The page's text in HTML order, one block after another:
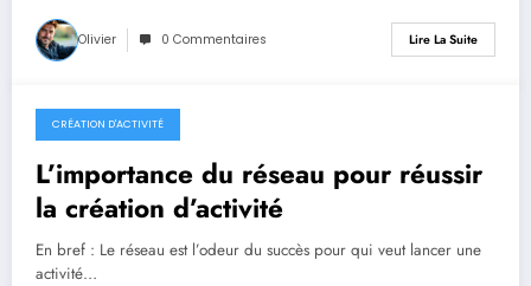
Olivier 0 Commentaires Lire La Suite
13 juillet 2026
CRÉATION D'ACTIVITÉ
L’importance du réseau pour réussir
la création d’activité
En bref : Le réseau est l’odeur du succès pour qui veut lancer une
activité…